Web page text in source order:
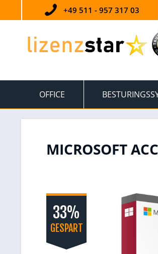
+49 511 - 957 317 03
OFFICE
MICROSOFT
33%
GESPART